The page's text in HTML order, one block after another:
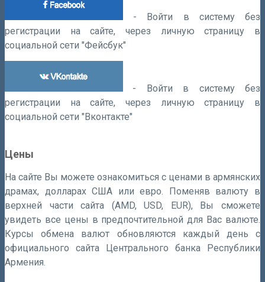
- Войти в систему без
регистрации на сайте, через личную страницу в
социальной сети "Фейсбук"
- Войти в систему без
регистрации на сайте, через личную страницу в
социальной сети "Вконтакте"
Цены
На сайте Вы можете ознакомиться с ценами в армянских
драмах, долларах США или евро. Поменяв валюту в
верхней части сайта (AMD, USD, EUR), Вы сможете
увидеть все цены в предпочтительной для Вас валюте.
Курсы обмена валют обновляются каждый день с
официального сайта Центрального банка Республики
Армения.